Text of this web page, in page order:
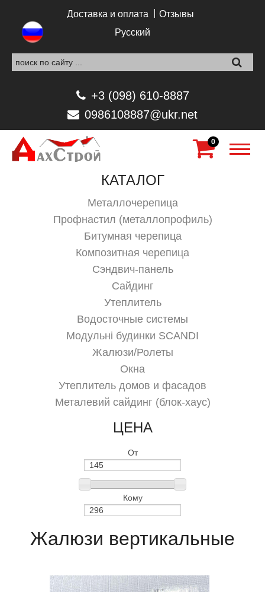
Доставка и оплата
Отзывы
Русский
+3 (098) 610-8887
0986108887@ukr.net
0
КАТАЛОГ
Металлочерепица
Профнастил (металлопрофиль)
Битумная черепица
Композитная черепица
Сэндвич-панель
Сайдинг
Утеплитель
Водосточные системы
Модульні будинки SCANDI
Жалюзи/Ролеты
Окна
Утеплитель домов и фасадов
Металевий сайдинг (блок-хаус)
ЦЕНА
От
Кому
Жалюзи вертикальные